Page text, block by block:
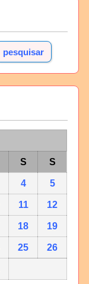
S S
4 5
11 12
18 19
25 26